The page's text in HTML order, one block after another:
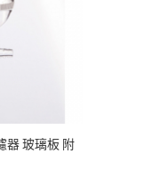
器 玻璃板 附